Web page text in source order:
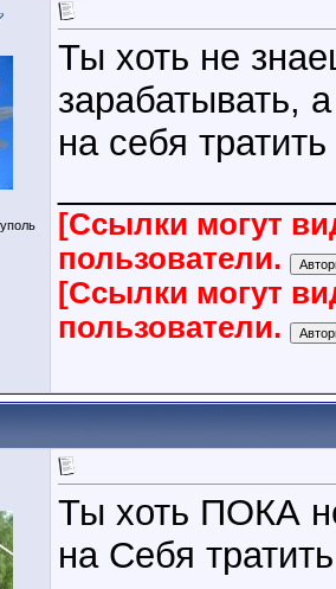
Ты хоть не
зарабатывать,
на себя тратить
[Ссылки могут
пользователи.
[Ссылки могут
пользователи.
Ты хоть ПОКА
на Себя